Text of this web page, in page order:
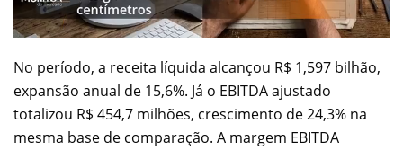
No período, a receita líquida alcançou R$ 1,597 bilhão,
expansão anual de 15,6%. Já o EBITDA ajustado
totalizou R$ 454,7 milhões, crescimento de 24,3% na
mesma base de comparação. A margem EBITDA